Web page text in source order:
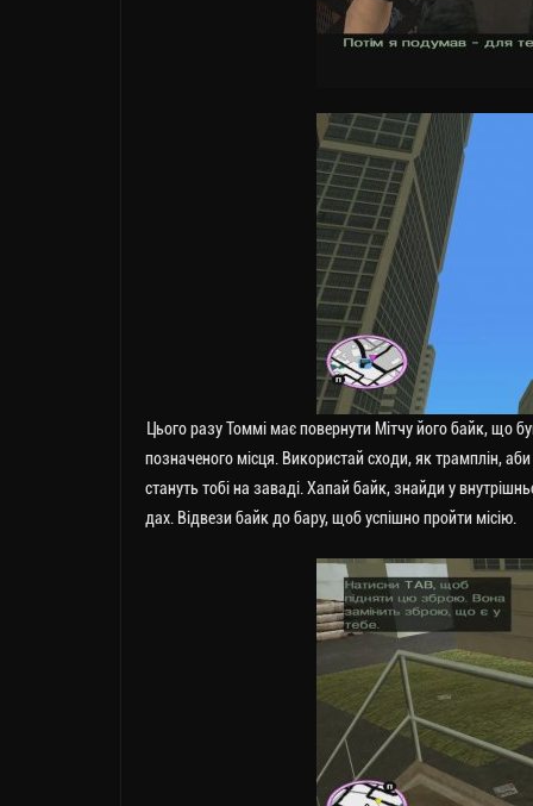
Цього разу Томмі має повернути Мітчу його байк, що
позначеного місця. Використай сходи, як трамплін,
стануть тобі на заваді. Хапай байк, знайди у
дах. Відвези байк до бару, щоб успішно пройти місію.